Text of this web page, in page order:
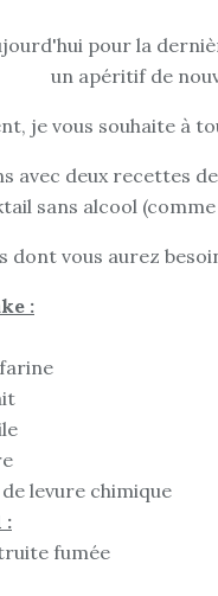
pour la
un apéritif de
je vous souhaite à
avec deux recettes
sans alcool
dont vous aurez
:
levure chimique
:
fumée